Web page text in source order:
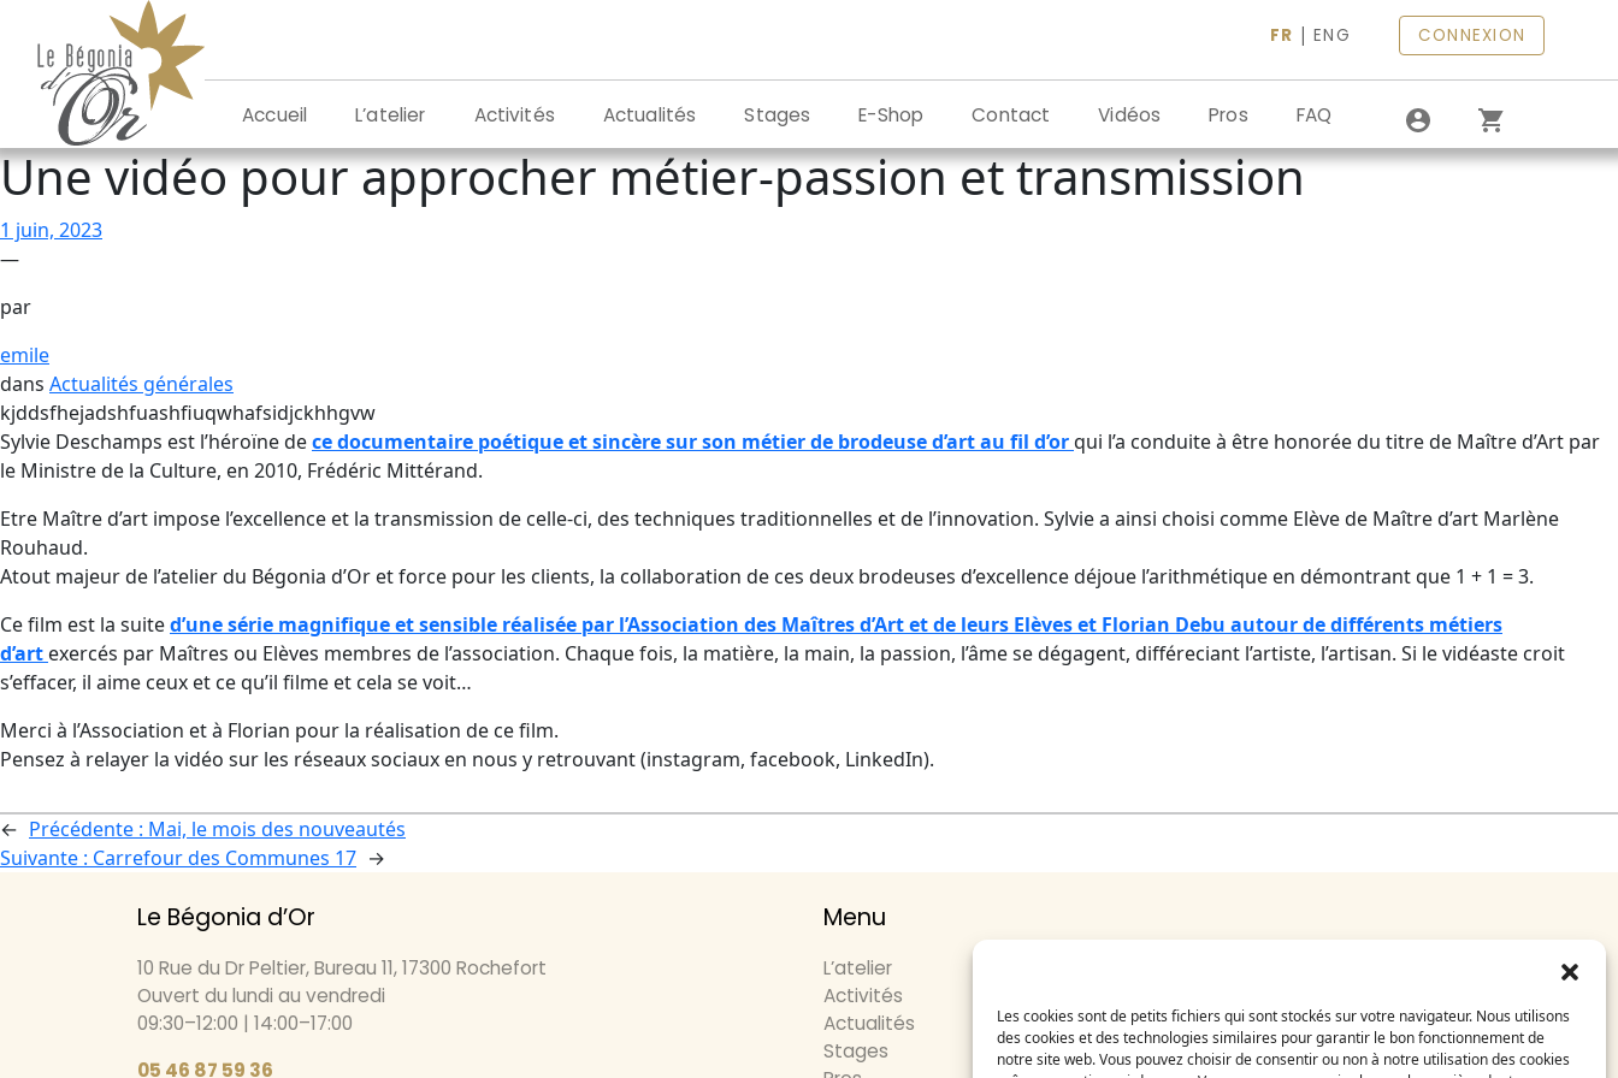
Les cookies sont de petits fichiers qui sont stockés sur votre navigateur. Nous utilisons
des cookies et des technologies similaires pour garantir le bon fonctionnement de
notre site web. Vous pouvez choisir de consentir ou non à notre utilisation des cookies
contenu
FR |ENG CONNEXION
Accueil L’atelier Activités Actualités Stages E-Shop Contact Vidéos Pros FAQ
Une vidéo pour approcher métier-passion et transmission
1 juin, 2023
—
par
emile
dans Actualités générales
kjddsfhejadshfuashfiuqwhafsidjckhhgvw
Sylvie Deschamps est l’héroïne dece documentaire poétique et sincère sur son métier de brodeuse d’art au fil d’orqui l’a conduite à être honorée du titre de Maître d’Art par
le Ministre de la Culture, en 2010, Frédéric Mittérand.
Etre Maître d’art impose l’excellence et la transmission de celle-ci, des techniques traditionnelles et de l’innovation. Sylvie a ainsi choisi comme Elève de Maître d’art Marlène
Rouhaud.
Atout majeur de l’atelier du Bégonia d’Or et force pour les clients, la collaboration de ces deux brodeuses d’excellence déjoue l’arithmétique en démontrant que 1 + 1 = 3.
Ce film est la suited’une série magnifique et sensible réalisée par l’Association des Maîtres d’Art et de leurs Elèves et Florian Debu autour de différents métiers
d’art exercés par Maîtres ou Elèves membres de l’association. Chaque fois, la matière, la main, la passion, l’âme se dégagent, différeciant l’artiste, l’artisan. Si le vidéaste croit
s’effacer, il aime ceux et ce qu’il filme et cela se voit…
Merci à l’Association et à Florian pour la réalisation de ce film.
Pensez à relayer la vidéo sur les réseaux sociaux en nous y retrouvant (instagram, facebook, LinkedIn).
← Précédente : Mai, le mois des nouveautés
Suivante : Carrefour des Communes 17 →
Le Bégonia d’Or
10 Rue du Dr Peltier, Bureau 11, 17300 Rochefort
Ouvert du lundi au vendredi
09:30–12:00 | 14:00–17:00
05 46 87 59 36
Menu
L’atelier
Activités
Actualités
Stages
Mentions légales
FAQ